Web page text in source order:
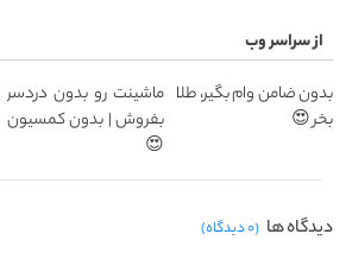
از سراسر وب
بدون ضامن وام بگیر، طلا
بخر 😍
ماشینت رو بدون دردسر
بفروش | بدون کمسیون
😍
دیدگاه ها (۰ دیدگاه)